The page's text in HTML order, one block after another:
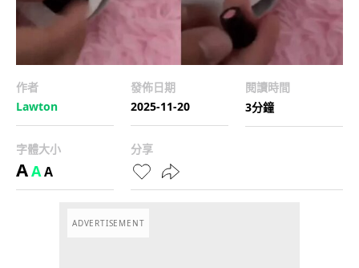
作者
Lawton
發佈日期
2025-11-20
閱讀時間
3分鐘
字體大小
AAA
分享
ADVERTISEMENT